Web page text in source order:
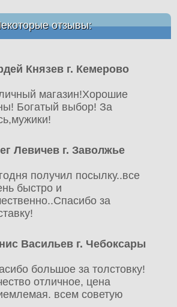
отзывы:
Князев г. Кемерово
магазин!Хорошие
Богатый выбор! За
Левичев г. Заволжье
получил посылку..все
быстро и
за
Васильев г. Чебоксары
большое за толстовку!
отличное, цена
всем советую